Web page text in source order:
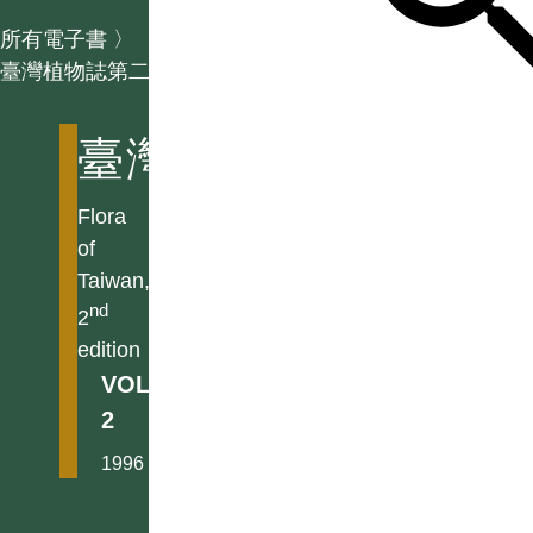
所有電子書 〉
臺灣植物誌第二版
臺灣植物誌第二版
Flora
of
Taiwan,
2nd
edition
VOL.
2
1996